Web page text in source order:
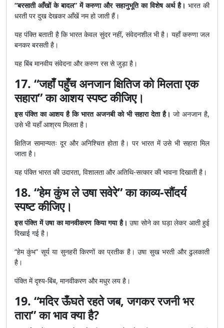
“बरसाती आँखों के बादल” में करुणा और सहानुभूति का विशेष अर्थ है। भारत की
धरती पर दुख देखकर आँखें नम हो जाती हैं।
यह पंक्ति बताती है कि भारत केवल सुंदर नहीं, संवेदनशील भी है। यहाँ करुणा जल
बनकर बरसती है।
यह बिंब मानवीय संवेदना और करुण रस से जुड़ा है।
17. “जहाँ पहुँच अनजान क्षितिज को मिलता एक
सहारा” का आशय स्पष्ट कीजिए।
इस पंक्ति का आशय है कि भारत अजनबी को भी सहारा देता है। जो अनजान है,
उसे भी यहाँ आश्रय मिलता है।
क्षितिज सामान्यतः दूर और अनिश्चित होता है। पर भारत में उसे भी सहारा मिल
जाता है।
यह पंक्ति भारत की उदारता, विशालता और अतिथि-सत्कार की भावना दिखाती है।
18. “हेम कुंभ ले उषा सवेरे” का काव्य-सौंदर्य
स्पष्ट कीजिए।
इस पंक्ति में उषा का मानवीकरण किया गया है। उषा सोने का घड़ा लेकर आती हुई
दिखाई गई है।
“हेम कुंभ” सूर्य या सुनहरी किरणों का प्रतीक है। उषा सुख भरती और ढुलकाती
है।
पंक्ति में दृश्य-बिंब, मानवीकरण और मधुर लय है।
19. “मदिर ऊँघते रहते जब, जगकर रजनी भर
तारा” का भाव क्या है?